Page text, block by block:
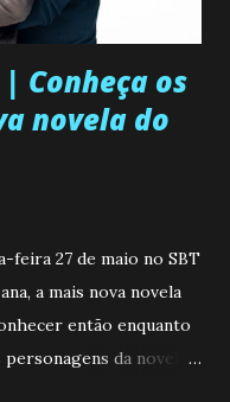
Conheça os
novela do
feira 27 de maio no SBT
a mais nova novela
então enquanto
da novela?